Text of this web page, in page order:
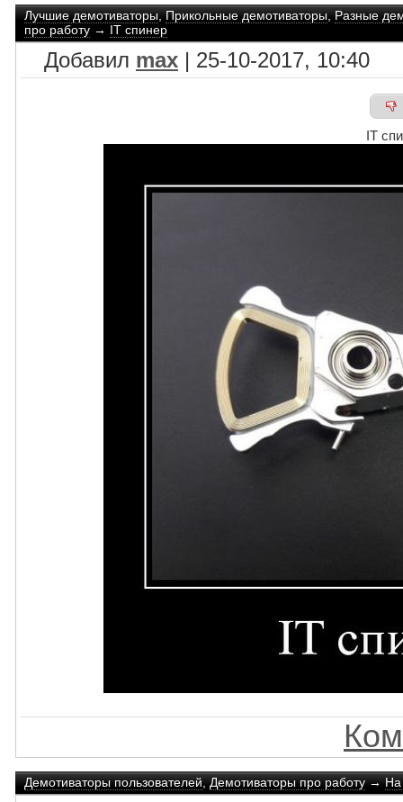
Лучшие демотиваторы,Прикольные демотиваторы,Разные
про работу → IT спинер
Добавил max | 25-10-2017, 10:40
IT
Демотиваторы пользователей,Демотиваторы про работу→На